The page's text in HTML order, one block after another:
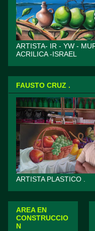
ARTISTA- IR - YW -
ACRILICA -ISRAEL
FAUSTO CRUZ .
ARTISTA PLASTICO .
AREA EN
CONSTRUCCIO
N